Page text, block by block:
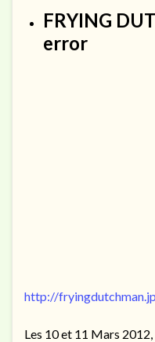
FRYING
error
http://
Les 10 et 11 Mars